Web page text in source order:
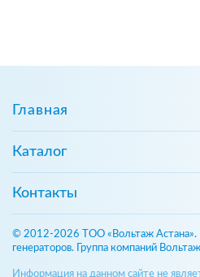
Главная
Каталог
Контакты
© 2012-2026 ТОО «Вольтаж Астана».
генераторов. Группа компаний
Информация на данном сайте не